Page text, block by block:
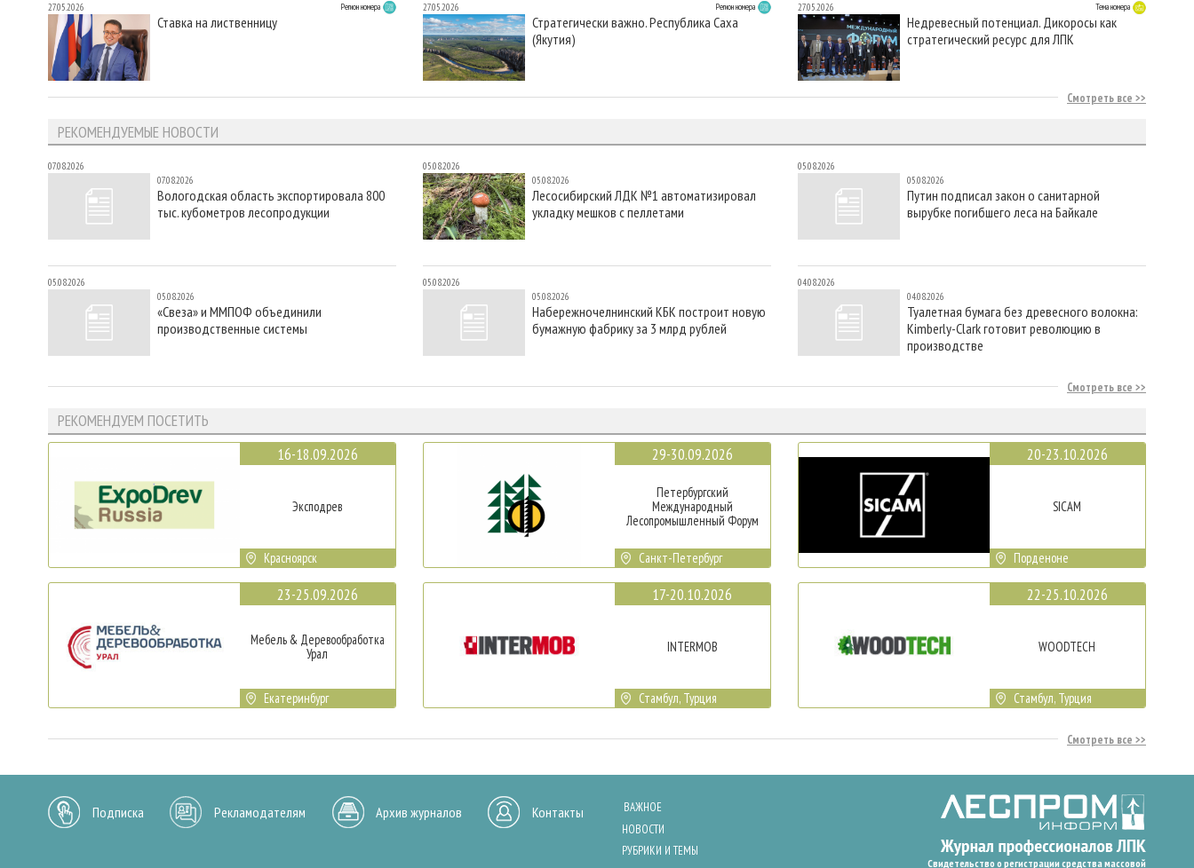
27.05.2026 Регион номера
Ставка на лиственницу
27.05.2026 Регион номера
Стратегически важно. Республика Саха
(Якутия)
27.05.2026 Тема номера
Недревесный потенциал. Дикоросы как
стратегический ресурс для ЛПК
Смотреть все
РЕКОМЕНДУЕМЫЕ НОВОСТИ
07.08.2026
07.08.2026
Вологодская область экспортировала 800
тыс. кубометров лесопродукции
05.08.2026
05.08.2026
«Свеза» и ММПОФ объединили
производственные системы
05.08.2026
05.08.2026
Лесосибирский ЛДК №1 автоматизировал
укладку мешков с пеллетами
05.08.2026
05.08.2026
Набережночелнинский КБК построит новую
бумажную фабрику за 3 млрд рублей
05.08.2026
05.08.2026
Путин подписал закон о санитарной
вырубке погибшего леса на Байкале
04.08.2026
04.08.2026
Туалетная бумага без древесного волокна:
Kimberly-Clark готовит революцию в
производстве
Смотреть все
РЕКОМЕНДУЕМ ПОСЕТИТЬ
16-18.09.2026
Эксподрев
Красноярск
23-25.09.2026
Мебель & Деревообработка
Урал
Екатеринбург
29-30.09.2026
Петербургский
Международный
Лесопромышленный Форум
Санкт-Петербург
17-20.10.2026
INTERMOB
Стамбул, Турция
20-23.10.2026
SICAM
Порденоне
22-25.10.2026
WOODTECH
Стамбул, Турция
Смотреть все
Подписка Рекламодателям Архив журналов Контакты
ВАЖНОЕ
НОВОСТИ
РУБРИКИ И ТЕМЫ
Свидетельство о регистрации средства массовой